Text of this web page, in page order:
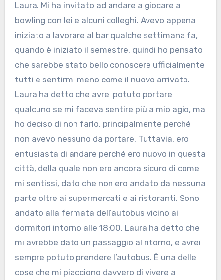
Laura. Mi ha invitato ad andare a giocare a
bowling con lei e alcuni colleghi. Avevo appena
iniziato a lavorare al bar qualche settimana fa,
quando è iniziato il semestre, quindi ho pensato
che sarebbe stato bello conoscere ufficialmente
tutti e sentirmi meno come il nuovo arrivato.
Laura ha detto che avrei potuto portare
qualcuno se mi faceva sentire più a mio agio, ma
ho deciso di non farlo, principalmente perché
non avevo nessuno da portare. Tuttavia, ero
entusiasta di andare perché ero nuovo in questa
città, della quale non ero ancora sicuro di come
mi sentissi, dato che non ero andato da nessuna
parte oltre ai supermercati e ai ristoranti. Sono
andato alla fermata dell’autobus vicino ai
dormitori intorno alle 18:00. Laura ha detto che
mi avrebbe dato un passaggio al ritorno, e avrei
sempre potuto prendere l’autobus. È una delle
cose che mi piacciono davvero di vivere a